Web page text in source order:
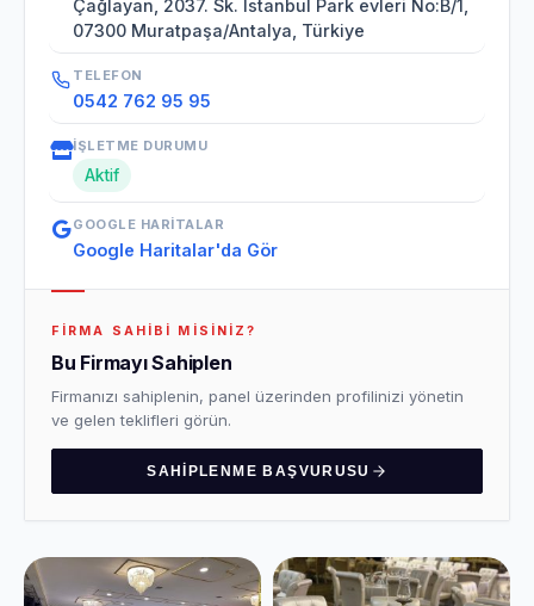
Çağlayan, 2037. Sk. İstanbul Park evleri No:B/1,
07300 Muratpaşa/Antalya, Türkiye
TELEFON
0542 762 95 95
İŞLETME DURUMU
Aktif
GOOGLE HARITALAR
Google Haritalar'da Gör
FIRMA SAHIBI MISINIZ?
Bu Firmayı Sahiplen
Firmanızı sahiplenin, panel üzerinden profilinizi yönetin
ve gelen teklifleri görün.
SAHIPLENME BAŞVURUSU